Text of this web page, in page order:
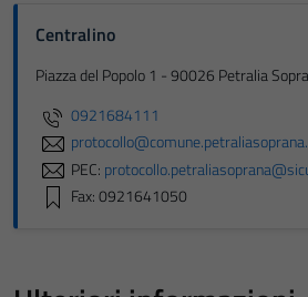
Centralino
Piazza del Popolo 1 - 90026 Petralia
0921684111
PEC:
Fax: 0921641050